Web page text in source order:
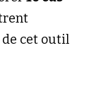
cet outil